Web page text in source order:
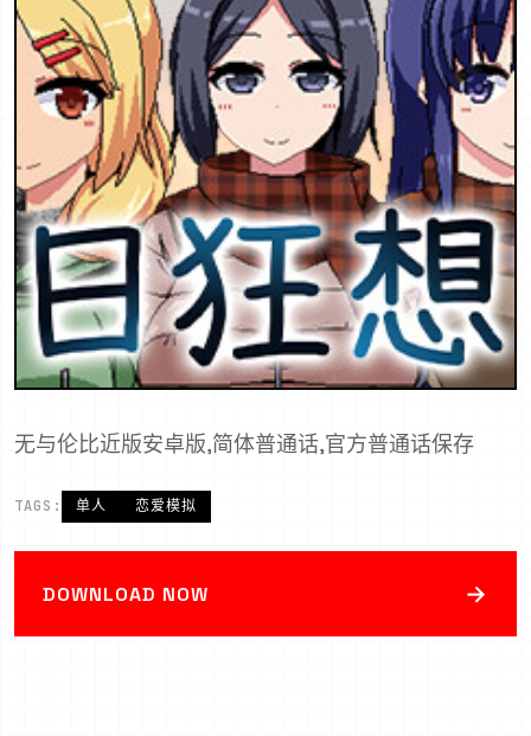
无与伦比近版安卓版,简体普通话,官方普通话保存
TAGS: 单人 恋爱模拟
DOWNLOAD NOW →